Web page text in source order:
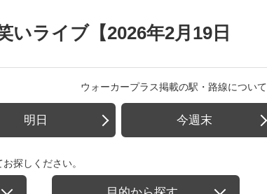
いライブ【2026年2月19日
ウォーカープラス掲載の駅・路線について
明日 今週末
探しください。